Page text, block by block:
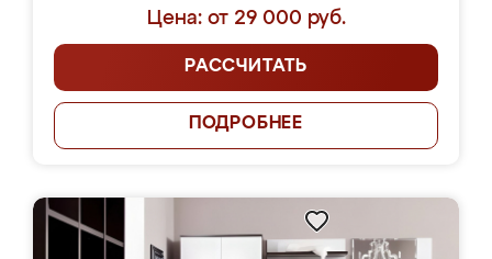
Цена: от 29 000 руб.
РАССЧИТАТЬ
ПОДРОБНЕЕ